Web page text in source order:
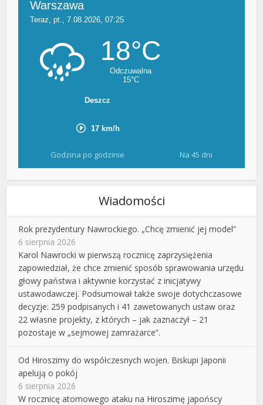
Godzina po godzinie Na 45 dni
Wiadomości
Rok prezydentury Nawrockiego. „Chcę zmienić jej model”
6 sierpnia 2026
Karol Nawrocki w pierwszą rocznicę zaprzysiężenia
zapowiedział, że chce zmienić sposób sprawowania urzędu
głowy państwa i aktywnie korzystać z inicjatywy
ustawodawczej. Podsumował także swoje dotychczasowe
decyzje: 259 podpisanych i 41 zawetowanych ustaw oraz
22 własne projekty, z których – jak zaznaczył – 21
pozostaje w „sejmowej zamrażarce”.
Od Hiroszimy do współczesnych wojen. Biskupi Japonii
apelują o pokój
6 sierpnia 2026
W rocznicę atomowego ataku na Hiroszimę japońscy